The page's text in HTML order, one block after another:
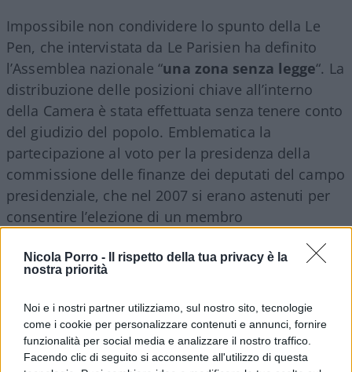
Nicola Porro -
Il rispetto della tua privacy è la
nostra priorità
Noi e i nostri partner utilizziamo, sul nostro sito, tecnologie
come i cookie per personalizzare contenuti e annunci, fornire
funzionalità per social media e analizzare il nostro traffico.
Facendo clic di seguito si acconsente all'utilizzo di questa
Impossibile non condividere lo spunto della Le
Pen, che intervistata da Le Parisien ha definito
l’Assemblea nazionale “una zona senza legge“. La
distribuzione delle posizioni chiave all’interno
della Camera è stata effettuata senza tenere conto
del giudizio del popolo. Emblematica la
partecipazione al voto per la presidenza della
commissione delle finanze dei deputati del campo
presidenziale, che nel 2007 si erano astenuti per
consentire l’elezione di un membro
momento per i francesi, che tra europee e
legislative hanno premiato la destra ma si
ritrovano ancora la von der Leyen a capo della
commissione Ue e l’ammucchiata rossa in “casa”.
Ma è ancora più incredibile che il principale
partito, che rappresenta circa un terzo